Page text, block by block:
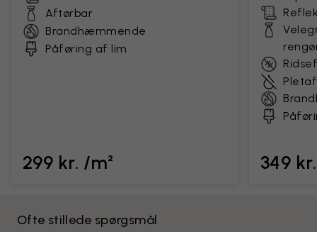
Aftørbar
Brandhæmmende
Påføring af lim
299 kr. /m² 349
Ofte stillede spørgsmål